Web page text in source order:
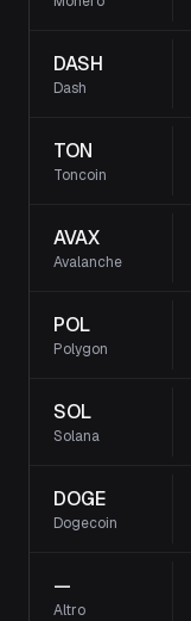
DASH
Dash
TON
Toncoin
AVAX
Avalanche
POL
Polygon
SOL
Solana
DOGE
Dogecoin
—
Altro